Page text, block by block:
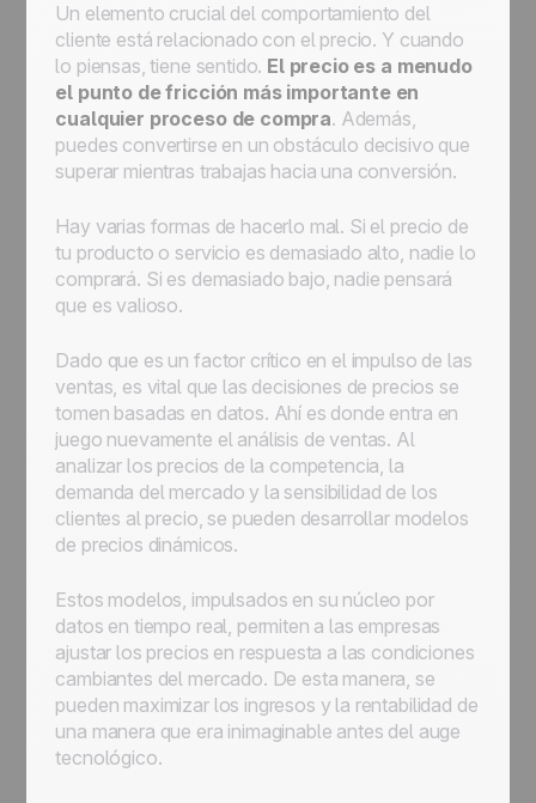
Un elemento crucial del comportamiento del
cliente está relacionado con el precio. Y cuando
lo piensas, tiene sentido. El precio es a menudo
el punto de fricción más importante en
cualquier proceso de compra. Además,
puedes convertirse en un obstáculo decisivo que
superar mientras trabajas hacia una conversión.
Hay varias formas de hacerlo mal. Si el precio de
tu producto o servicio es demasiado alto, nadie lo
comprará. Si es demasiado bajo, nadie pensará
que es valioso.
Dado que es un factor crítico en el impulso de las
ventas, es vital que las decisiones de precios se
tomen basadas en datos. Ahí es donde entra en
juego nuevamente el análisis de ventas. Al
analizar los precios de la competencia, la
demanda del mercado y la sensibilidad de los
clientes al precio, se pueden desarrollar modelos
de precios dinámicos.
Estos modelos, impulsados en su núcleo por
datos en tiempo real, permiten a las empresas
ajustar los precios en respuesta a las condiciones
cambiantes del mercado. De esta manera, se
pueden maximizar los ingresos y la rentabilidad de
una manera que era inimaginable antes del auge
tecnológico.